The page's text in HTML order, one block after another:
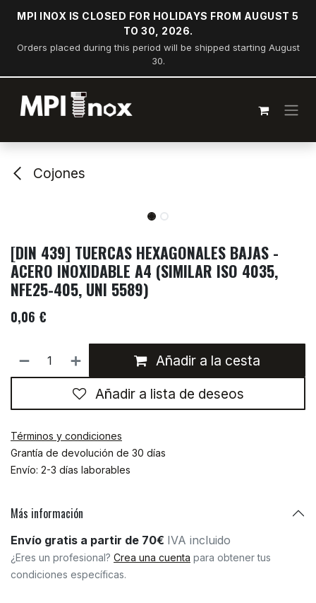
Ir al contenido
MPI INOX IS CLOSED FOR HOLIDAYS FROM AUGUST 5
TO 30, 2026.
Orders placed during this period will be shipped starting August
30.
Cojones
[DIN 439] TUERCAS HEXAGONALES BAJAS -
ACERO INOXIDABLE A4 (SIMILAR ISO 4035,
NFE25-405, UNI 5589)
0,06 €
Añadir a la cesta
Añadir a lista de deseos
Términos y condiciones
Grantía de devolución de 30 días
Envío: 2-3 días laborables
Más información
Envío gratis a partir de 70€ IVA incluido
¿Eres un profesional? Crea una cuenta para obtener tus
condiciones específicas.